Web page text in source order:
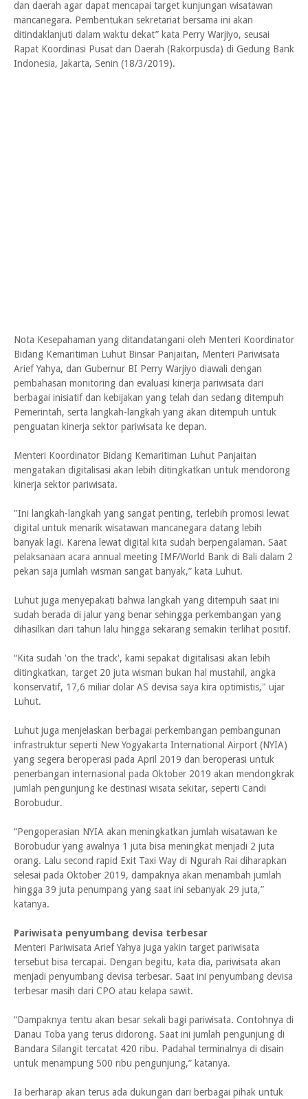
dan daerah agar dapat mencapai target kunjungan wisatawan
mancanegara. Pembentukan sekretariat bersama ini akan
ditindaklanjuti dalam waktu dekat” kata Perry Warjiyo, seusai
Rapat Koordinasi Pusat dan Daerah (Rakorpusda) di Gedung Bank
Indonesia, Jakarta, Senin (18/3/2019).
Nota Kesepahaman yang ditandatangani oleh Menteri Koordinator
Bidang Kemaritiman Luhut Binsar Panjaitan, Menteri Pariwisata
Arief Yahya, dan Gubernur BI Perry Warjiyo diawali dengan
pembahasan monitoring dan evaluasi kinerja pariwisata dari
berbagai inisiatif dan kebijakan yang telah dan sedang ditempuh
Pemerintah, serta langkah-langkah yang akan ditempuh untuk
penguatan kinerja sektor pariwisata ke depan.
Menteri Koordinator Bidang Kemaritiman Luhut Panjaitan
mengatakan digitalisasi akan lebih ditingkatkan untuk mendorong
kinerja sektor pariwisata.
"Ini langkah-langkah yang sangat penting, terlebih promosi lewat
digital untuk menarik wisatawan mancanegara datang lebih
banyak lagi. Karena lewat digital kita sudah berpengalaman. Saat
pelaksanaan acara annual meeting IMF/World Bank di Bali dalam 2
pekan saja jumlah wisman sangat banyak,” kata Luhut.
Luhut juga menyepakati bahwa langkah yang ditempuh saat ini
sudah berada di jalur yang benar sehingga perkembangan yang
dihasilkan dari tahun lalu hingga sekarang semakin terlihat positif.
“Kita sudah 'on the track', kami sepakat digitalisasi akan lebih
ditingkatkan, target 20 juta wisman bukan hal mustahil, angka
konservatif, 17,6 miliar dolar AS devisa saya kira optimistis," ujar
Luhut.
Luhut juga menjelaskan berbagai perkembangan pembangunan
infrastruktur seperti New Yogyakarta International Airport (NYIA)
yang segera beroperasi pada April 2019 dan beroperasi untuk
penerbangan internasional pada Oktober 2019 akan mendongkrak
jumlah pengunjung ke destinasi wisata sekitar, seperti Candi
Borobudur.
“Pengoperasian NYIA akan meningkatkan jumlah wisatawan ke
Borobudur yang awalnya 1 juta bisa meningkat menjadi 2 juta
orang. Lalu second rapid Exit Taxi Way di Ngurah Rai diharapkan
selesai pada Oktober 2019, dampaknya akan menambah jumlah
hingga 39 juta penumpang yang saat ini sebanyak 29 juta,”
katanya.
Pariwisata penyumbang devisa terbesar
Menteri Pariwisata Arief Yahya juga yakin target pariwisata
tersebut bisa tercapai. Dengan begitu, kata dia, pariwisata akan
menjadi penyumbang devisa terbesar. Saat ini penyumbang devisa
terbesar masih dari CPO atau kelapa sawit.
“Dampaknya tentu akan besar sekali bagi pariwisata. Contohnya di
Danau Toba yang terus didorong. Saat ini jumlah pengunjung di
Bandara Silangit tercatat 420 ribu. Padahal terminalnya di disain
untuk menampung 500 ribu pengunjung,” katanya.
Ia berharap akan terus ada dukungan dari berbagai pihak untuk